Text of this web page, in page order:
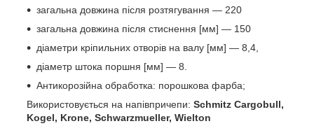
загальна довжина після розтягування — 220
загальна довжина після стиснення [мм] — 150
діаметри кріпильних отворів на валу [мм] — 8,4,
діаметр штока поршня [мм] — 8.
Антикорозійна обработка: порошкова фарба;
Використовується на напівпричепи: Schmitz Cargobull,
Kogel, Krone, Schwarzmueller, Wielton